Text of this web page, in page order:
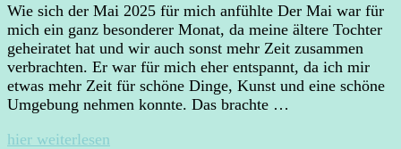
Wie sich der Mai 2025 für mich anfühlte Der Mai war für
mich ein ganz besonderer Monat, da meine ältere Tochter
geheiratet hat und wir auch sonst mehr Zeit zusammen
verbrachten. Er war für mich eher entspannt, da ich mir
etwas mehr Zeit für schöne Dinge, Kunst und eine schöne
Umgebung nehmen konnte. Das brachte …
hier weiterlesen